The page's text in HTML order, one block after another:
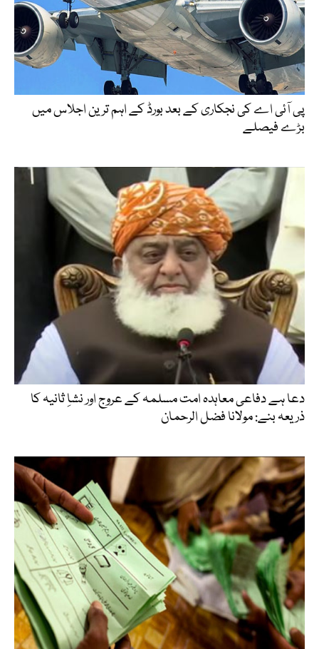
پی آئی اے کی نجکاری کے بعد بورڈ کے اہم ترین اجلاس میں
بڑے فیصلے
دعا ہے دفاعی معاہدہ امت مسلمہ کے عروج اور نشاِ ثانیہ کا
ذریعہ بنے: مولانا فضل الرحمان